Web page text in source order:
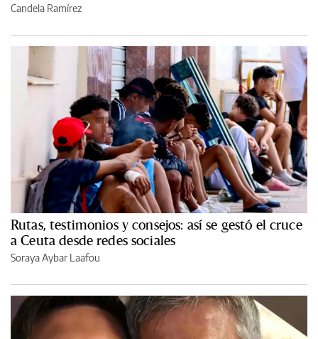
Candela Ramírez
Rutas, testimonios y consejos: así se gestó el cruce
a Ceuta desde redes sociales
Soraya Aybar Laafou